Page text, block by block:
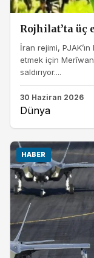
Rojhilat’ta üç
İran rejimi,
etmek için
saldırıyor....
30 Haziran 2026
Dünya
HABER